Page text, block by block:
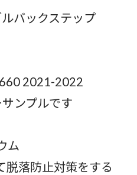
ルバックステップ
660 2021-2022
ンプルです
ム
脱落防止対策をする